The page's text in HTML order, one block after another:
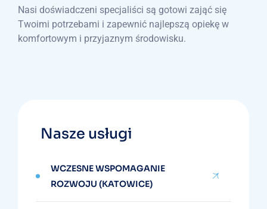
Nasi doświadczeni specjaliści są gotowi zająć się
Twoimi potrzebami i zapewnić najlepszą opiekę w
komfortowym i przyjaznym środowisku.
Nasze usługi
WCZESNE WSPOMAGANIE
ROZWOJU (KATOWICE)